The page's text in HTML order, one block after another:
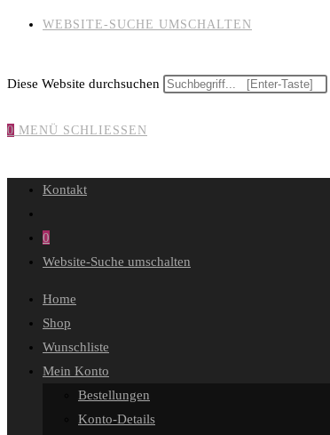
WEBSITE-SUCHE UMSCHALTEN
Diese Website durchsuchen
0 MENÜ SCHLIESSEN
Kontakt
0
Website-Suche umschalten
Home
Shop
Wunschliste
Mein Konto
Bestellungen
Konto-Details